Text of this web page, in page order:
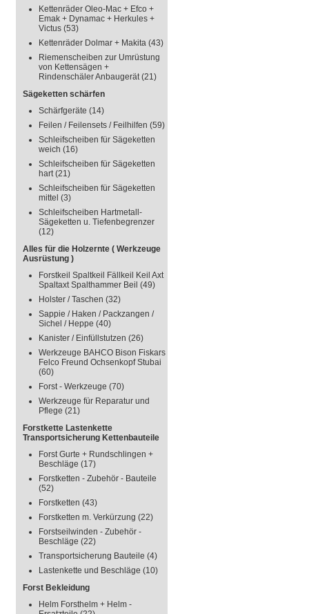
Kettenräder Oleo-Mac + Efco +
Emak + Dynamac + Herkules +
Victus (53)
Kettenräder Dolmar + Makita (43)
Riemenscheiben zur Umrüstung
von Kettensägen +
Rindenschäler Anbaugerät(21)
Sägeketten schärfen
Schärfgeräte (14)
Feilen / Feilensets / Feilhilfen (59)
Schleifscheiben für Sägeketten
weich (16)
Schleifscheiben für Sägeketten
hart(21)
Schleifscheiben für Sägeketten
mittel (3)
Schleifscheiben Hartmetall-
Sägeketten u. Tiefenbegrenzer
(12)
Alles für die Holzernte ( Werkzeuge
Ausrüstung )
Forstkeil Spaltkeil Fällkeil Keil Axt
Spaltaxt Spalthammer Beil (49)
Holster / Taschen (32)
Sappie / Haken / Packzangen /
Sichel / Heppe (40)
Kanister / Einfüllstutzen (26)
Werkzeuge BAHCO Bison Fiskars
Felco Freund Ochsenkopf Stubai
(60)
Forst - Werkzeuge (70)
Werkzeuge für Reparatur und
Pflege (21)
Forstkette Lastenkette
Transportsicherung Kettenbauteile
Forst Gurte + Rundschlingen +
Beschläge (17)
Forstketten - Zubehör - Bauteile
(52)
Forstketten (43)
Forstketten m. Verkürzung (22)
Forstseilwinden - Zubehör -
Beschläge (22)
Transportsicherung Bauteile (4)
Lastenkette und Beschläge (10)
Forst Bekleidung
Helm Forsthelm + Helm -